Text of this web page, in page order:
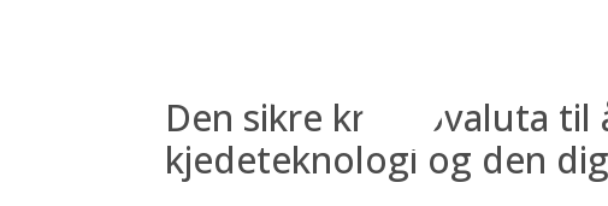
Den sikre kryptovaluta til
kjedeteknologi og den